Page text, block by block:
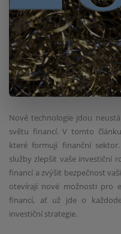
Nové technologie jdou
světu financí. V tomto
které formují finanční
služby zlepšit vaše investiční
financí a zvýšit bezpečnost
otevírají nové možnosti pro
financí, ať už jde o
investiční strategie.